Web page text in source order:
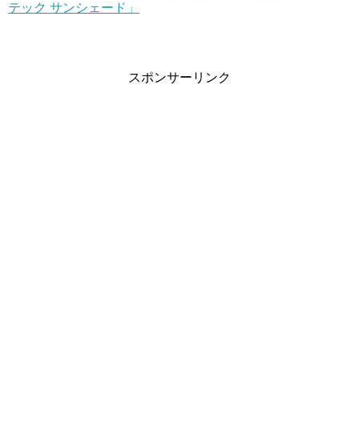
テック サンシェード」
スポンサーリンク